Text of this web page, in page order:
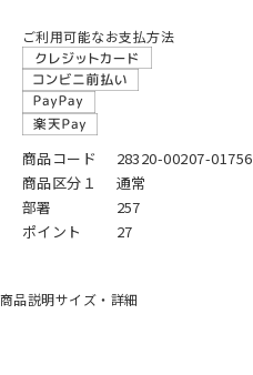
ご利用可能なお支払方法
商品コード
28320-00207-01756
商品区分１
通常
部署
257
ポイント
27
商品説明サイズ・詳細